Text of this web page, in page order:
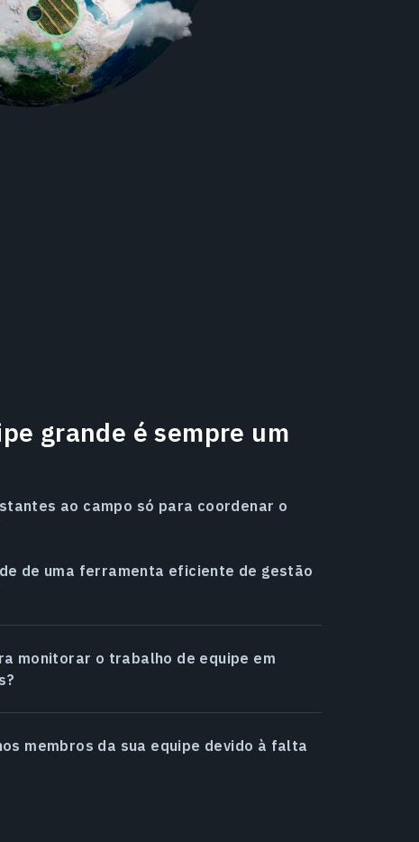
grande é sempre um
ao campo só para coordenar o
de uma ferramenta eficiente de gestão
monitorar o trabalho de equipe em
membros da sua equipe devido à falta